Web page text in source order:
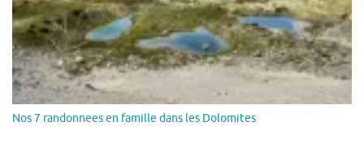
Nos 7 randonnees en famille dans les Dolomites